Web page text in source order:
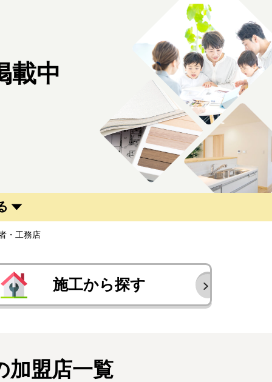
載中
・工務店
施工から探す
加盟店一覧